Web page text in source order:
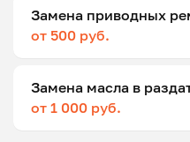
Замена приводных
от 500 руб.
Замена масла в
от 1 000 руб.